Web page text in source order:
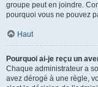
groupe peut en joindre.
pourquoi vous ne pouvez
Haut
Pourquoi ai-je reçu un
Chaque administrateur a
avez dérogé à une règle,